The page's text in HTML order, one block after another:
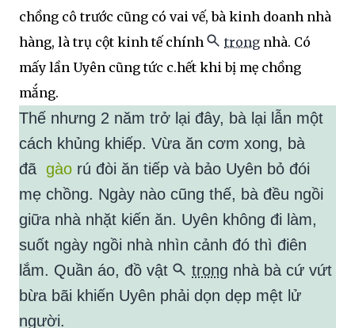
chồng cô trước cũng có vai vế, bà kinh doanh nhà
hàng, là trụ cột kinh tế chính
trong nhà. Có
mấy lần Uyên cũng tức c.hết khi bị mẹ chồng
mắng.
Thế nhưng 2 năm trở lại đây, bà lại lẫn một
cách khủng khiếp. Vừa ăn cơm xong, bà
đã gào rú đòi ăn tiếp và bảo Uyên bỏ đói
mẹ chồng. Ngày nào cũng thế, bà đều ngồi
giữa nhà nhặt kiến ăn. Uyên không đi làm,
suốt ngày ngồi nhà nhìn cảnh đó thì điên
lắm. Quần áo, đồ vật
trong nhà bà cứ vứt
bừa bãi khiến Uyên phải dọn dẹp mệt lử
người.